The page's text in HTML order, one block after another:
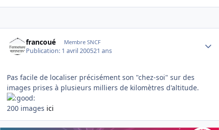
francoué Membre SNCF
Publication: 1 avril 200521 ans
Pas facile de localiser précisément son "chez-soi" sur des
images prises à plusieurs milliers de kilomètres d'altitude.
200 images ici